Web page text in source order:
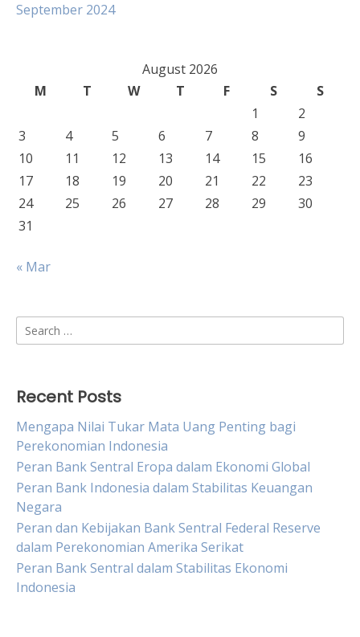
September 2024
August 2026
M
T W T F S
S
1
2
3
4 5 6 7 8
9
10
11 12 13 14 15
16
17
18 19 20 21 22
23
24
25 26 27 28 29
30
31
« Mar
Search
for:
Recent Posts
Mengapa Nilai Tukar Mata Uang Penting bagi
Perekonomian Indonesia
Peran Bank Sentral Eropa dalam Ekonomi Global
Peran Bank Indonesia dalam Stabilitas Keuangan
Negara
Peran dan Kebijakan Bank Sentral Federal Reserve
dalam Perekonomian Amerika Serikat
Peran Bank Sentral dalam Stabilitas Ekonomi
Indonesia